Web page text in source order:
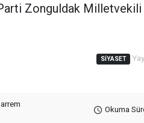
Zonguldak Milletvekili
SIYASET
Okuma